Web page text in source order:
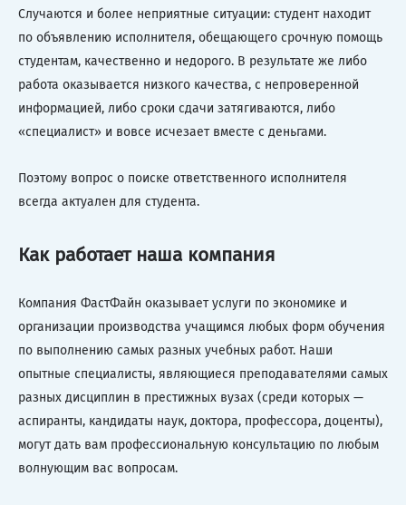
Случаются и более неприятные ситуации: студент находит
по объявлению исполнителя, обещающего срочную помощь
студентам, качественно и недорого. В результате же либо
работа оказывается низкого качества, с непроверенной
информацией, либо сроки сдачи затягиваются, либо
«специалист» и вовсе исчезает вместе с деньгами.
Поэтому вопрос о поиске ответственного исполнителя
всегда актуален для студента.
Как работает наша компания
Компания ФастФайн оказывает услуги по экономике и
организации производства учащимся любых форм обучения
по выполнению самых разных учебных работ. Наши
опытные специалисты, являющиеся преподавателями самых
разных дисциплин в престижных вузах (среди которых —
аспиранты, кандидаты наук, доктора, профессора, доценты),
могут дать вам профессиональную консультацию по любым
волнующим вас вопросам.